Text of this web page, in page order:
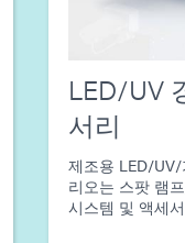
LED/UV
서리
제조용 LED/UV/
리오는 스팟 램
시스템 및 액세